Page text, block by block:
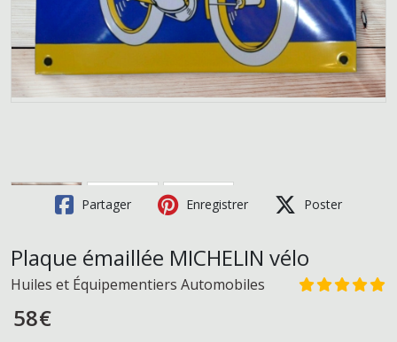
Partager Enregistrer Poster
Plaque émaillée MICHELIN vélo
Huiles et Équipementiers Automobiles
58€